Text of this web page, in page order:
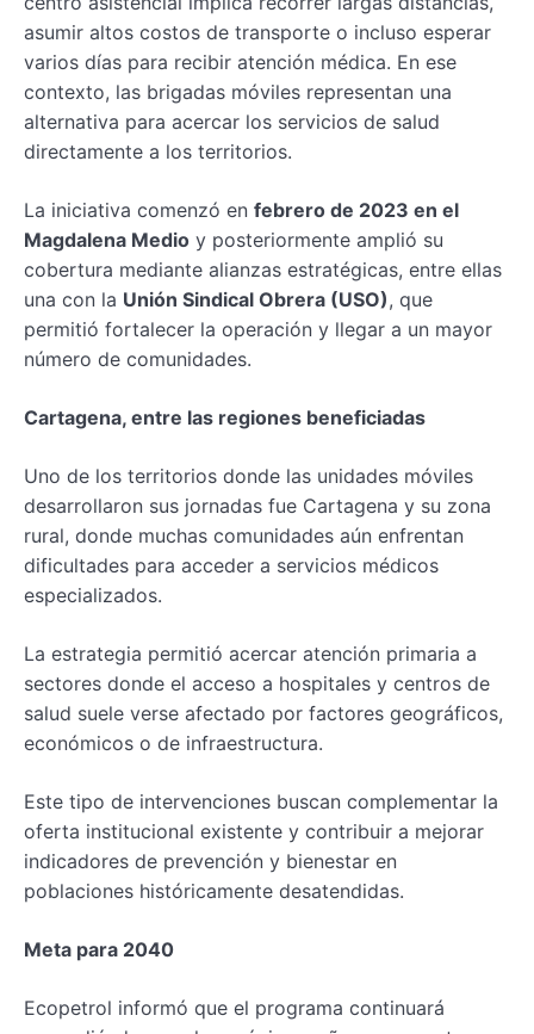
asumir altos costos de transporte o incluso esperar
varios días para recibir atención médica. En ese
contexto, las brigadas móviles representan una
alternativa para acercar los servicios de salud
directamente a los territorios.
La iniciativa comenzó en febrero de 2023 en el
Magdalena Medio y posteriormente amplió su
cobertura mediante alianzas estratégicas, entre ellas
una con la Unión Sindical Obrera (USO), que
permitió fortalecer la operación y llegar a un mayor
número de comunidades.
Cartagena, entre las regiones beneficiadas
Uno de los territorios donde las unidades móviles
desarrollaron sus jornadas fue Cartagena y su zona
rural, donde muchas comunidades aún enfrentan
dificultades para acceder a servicios médicos
especializados.
La estrategia permitió acercar atención primaria a
sectores donde el acceso a hospitales y centros de
salud suele verse afectado por factores geográficos,
económicos o de infraestructura.
Este tipo de intervenciones buscan complementar la
oferta institucional existente y contribuir a mejorar
indicadores de prevención y bienestar en
poblaciones históricamente desatendidas.
Meta para 2040
Ecopetrol informó que el programa continuará